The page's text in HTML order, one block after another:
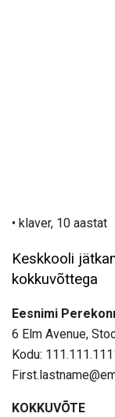
• klaver, 10 aastat
Keskkooli
kokkuvõttega
Eesnimi
6 Elm Avenue,
Kodu:
KOKKUVÕTE